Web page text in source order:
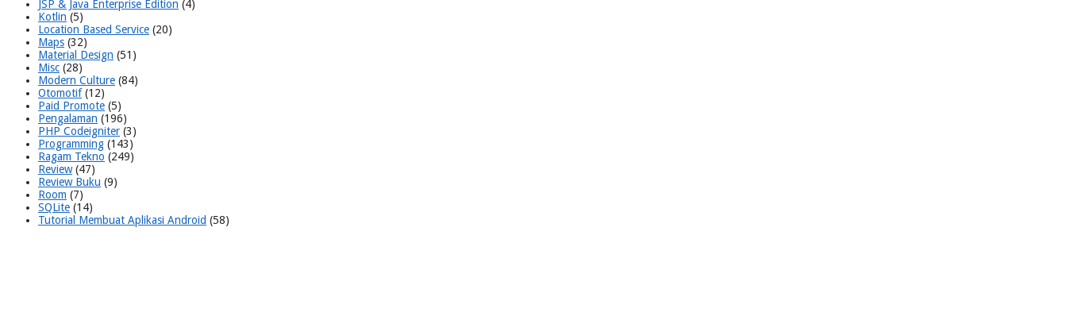
JSP & Java Enterprise Edition (4)
Kotlin (5)
Location Based Service (20)
Maps (32)
Material Design (51)
Misc (28)
Modern Culture (84)
Otomotif(12)
Paid Promote (5)
Pengalaman (196)
PHP Codeigniter (3)
Programming (143)
Ragam Tekno (249)
Review(47)
Review Buku (9)
Room (7)
SQLite (14)
Tutorial Membuat Aplikasi Android (58)